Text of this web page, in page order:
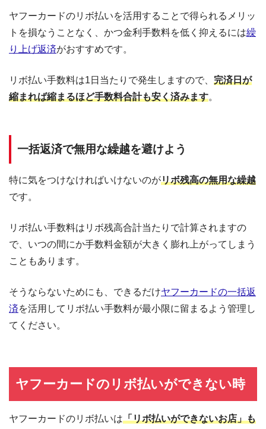
ヤフーカードのリボ払いを活用することで得られるメリッ
トを損なうことなく、かつ金利手数料を低く抑えるには繰
り上げ返済がおすすめです。
リボ払い手数料は1日当たりで発生しますので、 完済日が
縮まれば縮まるほど手数料合計も安く済みます。
一括返済で無用な繰越を避けよう
特に気をつけなければいけないのがリボ残高の無用な繰越
です。
リボ払い手数料はリボ残高合計当たりで計算されますの
で、いつの間にか手数料金額が大きく膨れ上がってしまう
こともあります。
そうならないためにも、できるだけヤフーカードの一括返
済を活用してリボ払い手数料が最小限に留まるよう管理し
てください。
ヤフーカードのリボ払いができない時
ヤフーカードのリボ払いは「リボ払いができないお店」も